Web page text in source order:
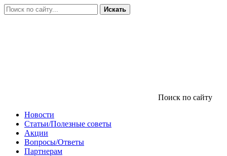
Искать
Поиск по сайту
Новости
Статьи/Полезные советы
Акции
Вопросы/Ответы
Партнерам